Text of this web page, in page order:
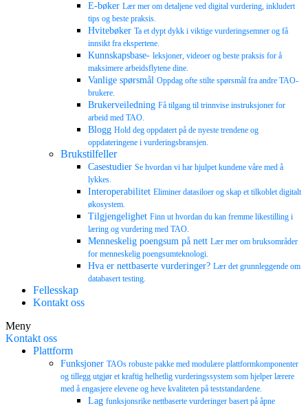
E-bøker Lær mer om detaljene ved digital vurdering, inkludert
tips og beste praksis.
Hvitebøker Ta et dypt dykk i viktige vurderingsemner og få
innsikt fra ekspertene.
Kunnskapsbase- leksjoner, videoer og beste praksis for å
maksimere arbeidsflytene dine.
Vanlige spørsmål Oppdag ofte stilte spørsmål fra andre TAO-
brukere.
Brukerveiledning Få tilgang til trinnvise instruksjoner for
arbeid med TAO.
Blogg Hold deg oppdatert på de nyeste trendene og
oppdateringene i vurderingsbransjen.
Brukstilfeller
Casestudier Se hvordan vi har hjulpet kundene våre med å
lykkes.
Interoperabilitet Eliminer datasiloer og skap et tilkoblet digitalt
økosystem.
Tilgjengelighet Finn ut hvordan du kan fremme likestilling i
læring og vurdering med TAO.
Menneskelig poengsum på nett Lær mer om bruksområder
for menneskelig poengsumteknologi.
Hva er nettbaserte vurderinger? Lær det grunnleggende om
databasert testing.
Fellesskap
Kontakt oss
Meny
Kontakt oss
Plattform
Funksjoner TAOs robuste pakke med modulære plattformkomponenter
og tillegg utgjør et kraftig helhetlig vurderingssystem som hjelper lærere
med å engasjere elevene og heve kvaliteten på teststandardene.
Lag funksjonsrike nettbaserte vurderinger basert på åpne